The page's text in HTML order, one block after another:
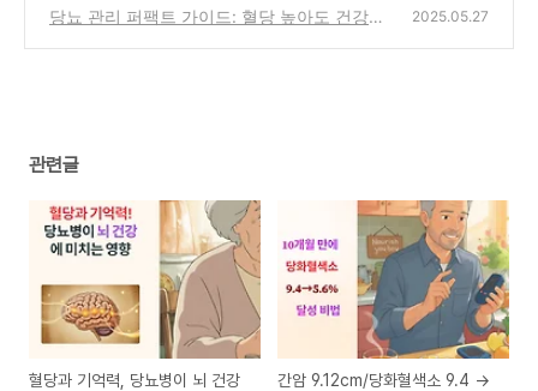
(0)
강 관리하기
(0)
당뇨 관리 퍼팩트 가이드: 혈당 높아도 건강하
2025.05.27
관련글
혈당과 기억력, 당뇨병이 뇌 건강
간암 9.12cm/당화혈색소 9.4 →